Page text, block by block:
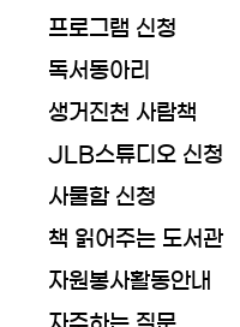
프로그램 신청
독서동아리
생거진천 사람책
JLB스튜디오 신청
사물함 신청
책 읽어주는 도서관
자원봉사활동안내